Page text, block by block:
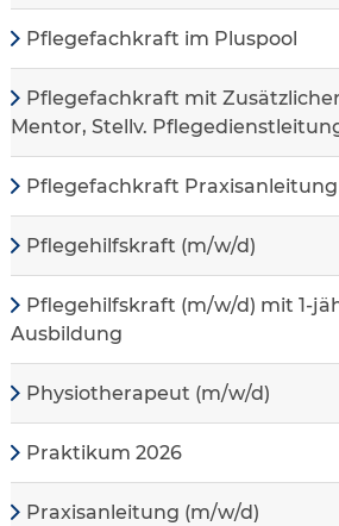
Pflegefachkraft im Pluspool
Pflegefachkraft mit
Mentor, Stellv.
Pflegefachkraft
Pflegehilfskraft (m/w/d)
Pflegehilfskraft (m/w/d) mit 1-
Ausbildung
Physiotherapeut (m/w/d)
Praktikum 2026
Praxisanleitung (m/w/d)